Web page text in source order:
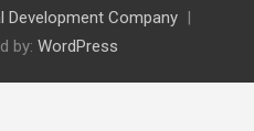
Development Company
by: WordPress